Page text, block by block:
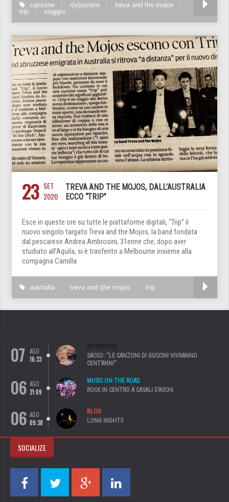
canzone r(e)sistere
treva and the mojos
trip
viaggio
23 SET
2020
TREVA AND THE MOJOS, DALL’AUSTRALIA
ECCO “TRIP”
Esce in queste ore su tutte le piattaforme digitali, “Trip” il
nuovo singolo targato Treva and the Mojos, la band fondata
dal pescarese Andrea Ambrosini, 31enne che, dopo aver
studiato all’Aquila, si è trasferito a Melbourne insieme alla
compagna Camilla
australia treva and tjhe mojos trip
07
AGO
16:33
INTERVISTE
SACCO: “LE CANZONI DI GUCCINI VIVRANNO
CENT’ANNI”
06 AGO
21:09
MUSIC ON THE ROAD
ROCK IN CENTRO A CASALI D’ASCHI
06 AGO
09:38
BLOG
LONG NIGHTS
SOCIALIZE